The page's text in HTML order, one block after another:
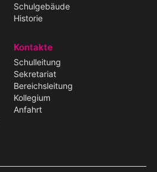
Schulgebäude
Historie
Kontakte
Schulleitung
Sekretariat
Bereichsleitung
Kollegium
Anfahrt